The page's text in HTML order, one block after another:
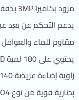
مزود بكاميرا 3MP بدقة عالية للمراقبة الليلية والنهارية.
يدعم التحكم عن بعد
مقاوم للماء
يحتوي على 180 لمبة LED ساطعة بتوزيع إضاءة ممتاز.
زاوية إضاءة عريضة 140 درجة تغطي مساحة كبيرة.
بطارية قوية من نوع LiFePO4 تتحمل الاستخدام الطويل.